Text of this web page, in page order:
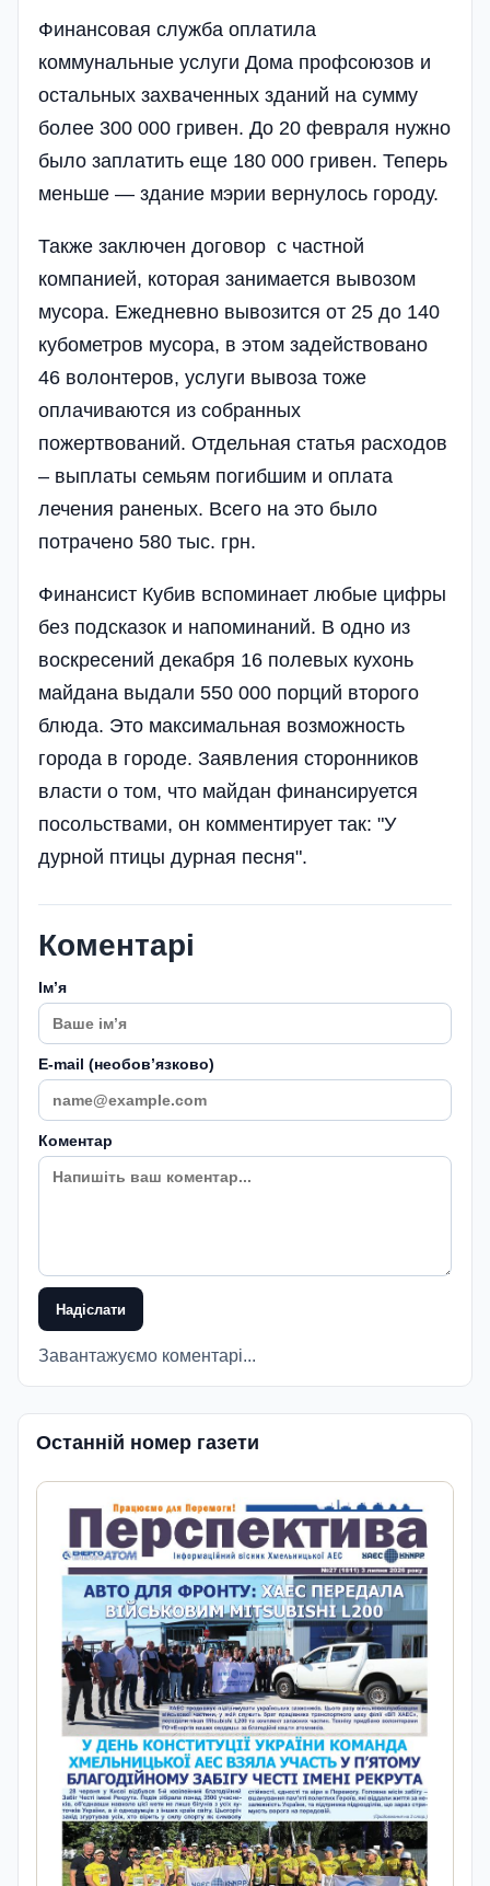
Финансовая служба оплатила
коммунальные услуги Дома профсоюзов и
остальных захваченных зданий на сумму
более 300 000 гривен. До 20 февраля нужно
было заплатить еще 180 000 гривен. Теперь
меньше — здание мэрии вернулось городу.
Также заключен договор с частной
компанией, которая занимается вывозом
мусора. Ежедневно вывозится от 25 до 140
кубометров мусора, в этом задействовано
46 волонтеров, услуги вывоза тоже
оплачиваются из собранных
пожертвований. Отдельная статья расходов
– выплаты семьям погибшим и оплата
лечения раненых. Всего на это было
потрачено 580 тыс. грн.
Финансист Кубив вспоминает любые цифры
без подсказок и напоминаний. В одно из
воскресений декабря 16 полевых кухонь
майдана выдали 550 000 порций второго
блюда. Это максимальная возможность
города в городе. Заявления сторонников
власти о том, что майдан финансируется
посольствами, он комментирует так: "У
дурной птицы дурная песня".
Коментарі
Імʼя
E-mail (необовʼязково)
Коментар
Надіслати
Завантажуємо коментарі...
Останній номер газети